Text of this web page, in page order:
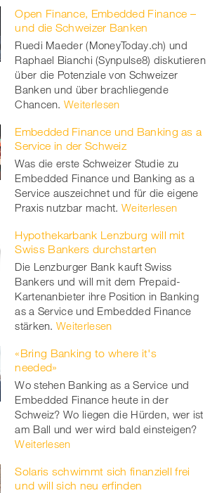
Open Finance, Embedded Finance –
und die Schweizer Banken
Ruedi Maeder (MoneyToday.ch) und
Raphael Bianchi (Synpulse8) diskutieren
über die Potenziale von Schweizer
Banken und über brachliegende
Chancen. Weiterlesen
Embedded Finance und Banking as a
Service in der Schweiz
Was die erste Schweizer Studie zu
Embedded Finance und Banking as a
Service auszeichnet und für die eigene
Praxis nutzbar macht. Weiterlesen
Hypothekarbank Lenzburg will mit
Swiss Bankers durchstarten
Die Lenzburger Bank kauft Swiss
Bankers und will mit dem Prepaid-
Kartenanbieter ihre Position in Banking
as a Service und Embedded Finance
stärken. Weiterlesen
«Bring Banking to where it's
needed»
Wo stehen Banking as a Service und
Embedded Finance heute in der
Schweiz? Wo liegen die Hürden, wer ist
am Ball und wer wird bald einsteigen?
Weiterlesen
Solaris schwimmt sich finanziell frei
und will sich neu erfinden